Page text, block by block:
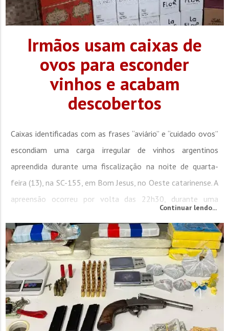
Irmãos usam caixas de
ovos para esconder
vinhos e acabam
descobertos
Caixas identificadas com as frases “aviário” e “cuidado ovos”
escondiam uma carga irregular de vinhos argentinos
apreendida durante uma fiscalização na noite de quarta-
feira (13), na SC-155, em Bom Jesus, no Oeste catarinense. A
apreensão ocorreu por volta das 22h30, durante uma
Militar Rodoviária no âmbito da Operação Caminhos Seguros
2026. Durante a...
Continuar lendo...